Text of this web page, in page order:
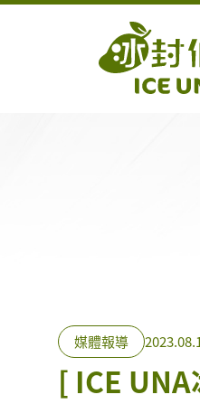
媒體報導
[ ICE